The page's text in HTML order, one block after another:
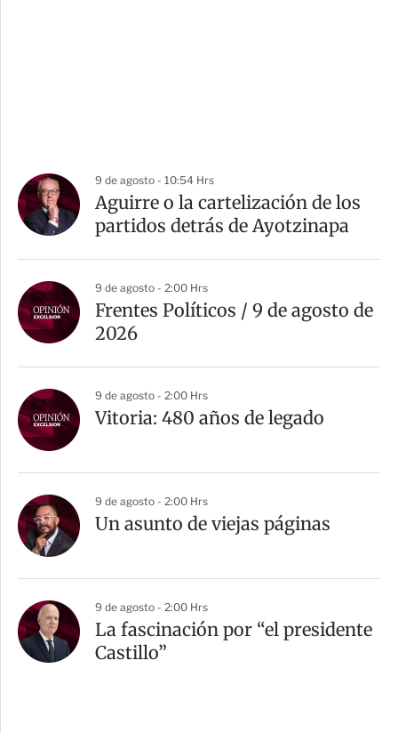
9 de agosto - 10:54 Hrs
Aguirre o la cartelización de los
partidos detrás de Ayotzinapa
9 de agosto - 2:00 Hrs
Frentes Políticos / 9 de agosto de
2026
9 de agosto - 2:00 Hrs
Vitoria: 480 años de legado
9 de agosto - 2:00 Hrs
Un asunto de viejas páginas
9 de agosto - 2:00 Hrs
La fascinación por “el presidente
Castillo”